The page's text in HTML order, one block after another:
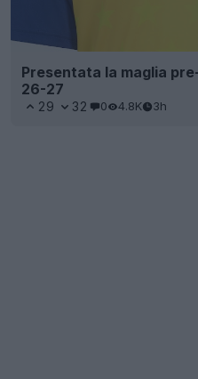
Presentata la maglia
26-27
29 32 0 4.8K 3h